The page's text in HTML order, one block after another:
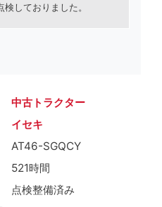
検しておりました。
中古トラクター
イセキ
AT46-SGQCY
521時間
点検整備済み